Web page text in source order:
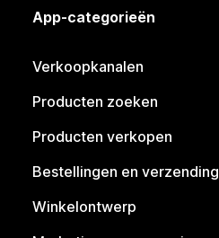
App-categorieën
Verkoopkanalen
Producten zoeken
Producten verkopen
Bestellingen en verzending
Winkelontwerp